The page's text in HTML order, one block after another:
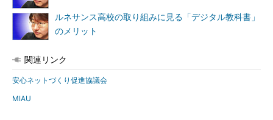
ルネサンス高校の取り組みに見る「デジタル教科書」
のメリット
関連リンク
安心ネットづくり促進協議会
MIAU